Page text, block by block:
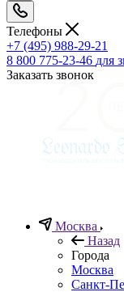
Телефоны
+7 (495) 988-29-21
8 800 775-23-46 для
Заказать звонок
Москва
Назад
Города
Москва
Санкт-